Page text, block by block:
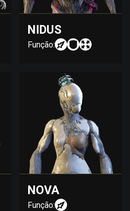
NIDUS
Função:
NOVA
Função: